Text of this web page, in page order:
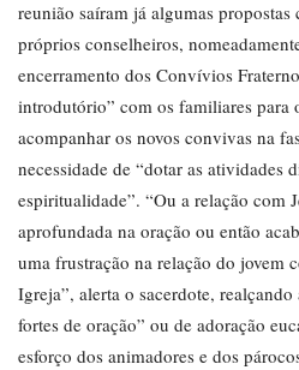
reunião saíram já algumas
próprios conselheiros,
encerramento dos Convívios
introdutório” com os familiares para
acompanhar os novos convivas na
necessidade de “dotar as atividades
espiritualidade”. “Ou a relação com
aprofundada na oração ou então
uma frustração na relação do jovem
Igreja”, alerta o sacerdote,
fortes de oração” ou de adoração
esforço dos animadores e dos